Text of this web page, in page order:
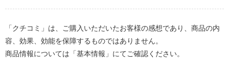
「クチコミ」は、ご購入いただいたお客様の感想であり、商品の内
容、効果、効能を保障するものではありません。
商品情報については「基本情報」にてご確認ください。